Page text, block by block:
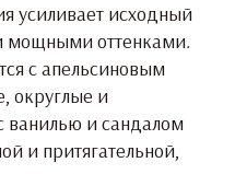
усиливает исходный
мощными оттенками.
с апельсиновым
округлые и
ванилью и сандалом
и притягательной,